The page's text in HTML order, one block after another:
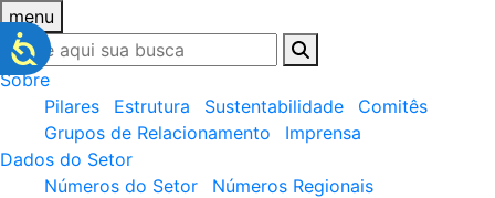
menu
Sobre
Pilares
Estrutura Sustentabilidade
Comitês
Grupos de Relacionamento
Imprensa
Dados do Setor
Números do Setor
Números Regionais